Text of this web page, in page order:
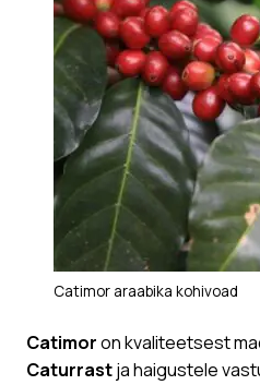
Catimor araabika kohivoad
Catimoron kvaliteetsest
Caturrastja haigustele